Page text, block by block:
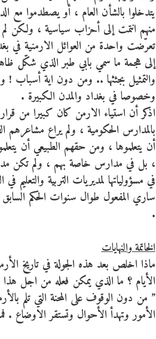
يتدخلوا بالشأن العام ، أو يصطدموا مع
منهم انتمت إلى أحزاب سياسية ، ولكن
تعرّضت واحدة من العوائل الارمنية في
إلى هجمة ما سمي بابي طبر الذي شكّل
والتمثيل بجثثها .. ومن دون اية أسباب !
وخصوصا في بغداد والمدن الكبيرة .
اذكر أن استياء الارمن كان كبيرا من
بالمدارس الحكومية ، ولم يراع مشاعرهم
أن يتعلموها ، ومن حقهم الطبيعي أن
، بل في مدارس خاصة بهم ، ولم تكن
في مسؤولياتها لمديريات التربية والتعليم
ساري المفعول طوال سنوات الحكم
.
الخاتمة والنهايات
ماذا اخلص بعد هذه الجولة في تاريخ
الأيام ؟ ما الذي يمكن فعله من اجل هذا
” من دون الوقوف على المحنة التي تلم
الأمور وتهدأ الأحوال وتستقر الاوضاع .